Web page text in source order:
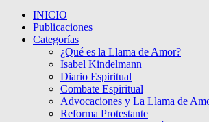
INICIO
Publicaciones
Categorías
¿Qué es la Llama de Amor?
Isabel Kindelmann
Diario Espiritual
Combate Espiritual
Advocaciones y La Llama de
Reforma Protestante